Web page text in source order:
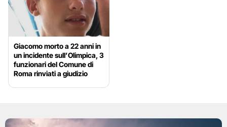
Giacomo morto a 22 anni in
un incidente sull’Olimpica, 3
funzionari del Comune di
Roma rinviati a giudizio